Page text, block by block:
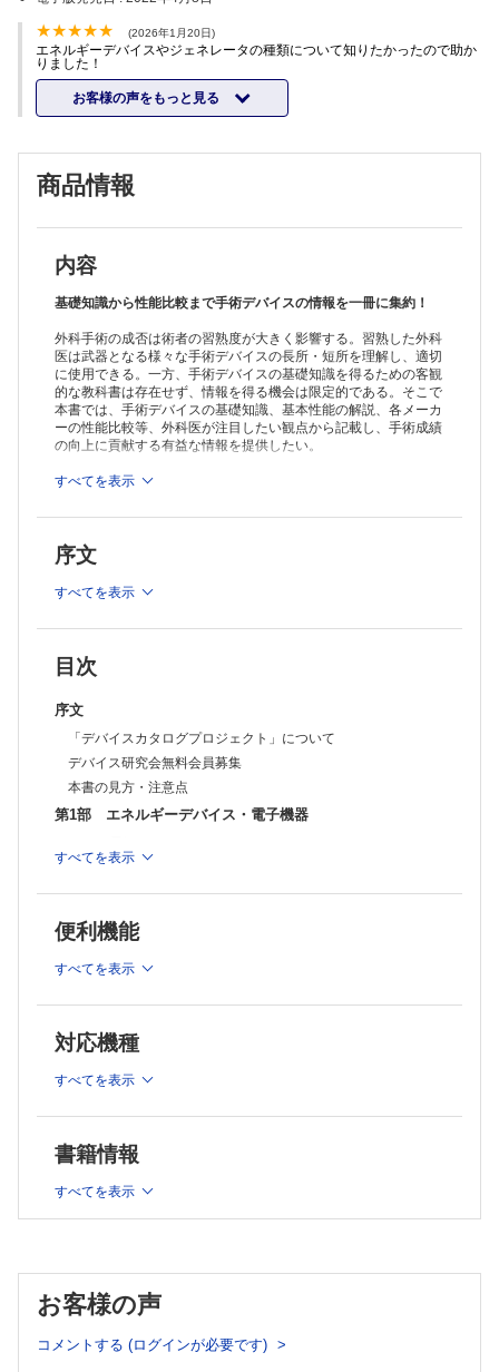
(2026年1月20日)
エネルギーデバイスやジェネレータの種類について知りたかったので助か
りました！
お客様の声をもっと見る
商品情報
内容
基礎知識から性能比較まで手術デバイスの情報を一冊に集約！
外科手術の成否は術者の習熟度が大きく影響する。習熟した外科
医は武器となる様々な手術デバイスの長所・短所を理解し、適切
に使用できる。一方、手術デバイスの基礎知識を得るための客観
的な教科書は存在せず、情報を得る機会は限定的である。そこで
本書では、手術デバイスの基礎知識、基本性能の解説、各メーカ
ーの性能比較等、外科医が注目したい観点から記載し、手術成績
の向上に貢献する有益な情報を提供したい。
※本製品はPCでの閲覧も可能です。
境で閲覧可能なPDF版をご覧いただけます。詳細はこちらでご確
推奨ブラウザ： Firefox 最新版 / Google Chrome 最新版 / Safari
最新版
すべてを表示
序文
すべてを表示
目次
序文
「デバイスカタログプロジェクト」について
デバイス研究会無料会員募集
本書の見方・注意点
第1部 エネルギーデバイス・電子機器
1-02 超音波凝固切開装置（USAD）
1-03 ベッセルシーリングシステム（VSS）
1-04 電磁波による焼灼療法機器
特別編 正しい超音波破砕吸引装置の使い方―誤解されたイメ
ージを払拭しよう。
aspirator）
1-06 術中超音波装置
1-07 シミュレーションソフト（肝臓）
第2部 大型機器・基本鋼製機器
2-03 開創器
2-04 剪刀
2-09 肛門開創器
すべてを表示
便利機能
すべてを表示
対応機種
すべてを表示
書籍情報
すべてを表示
お客様の声
コメントする (ログインが必要です)